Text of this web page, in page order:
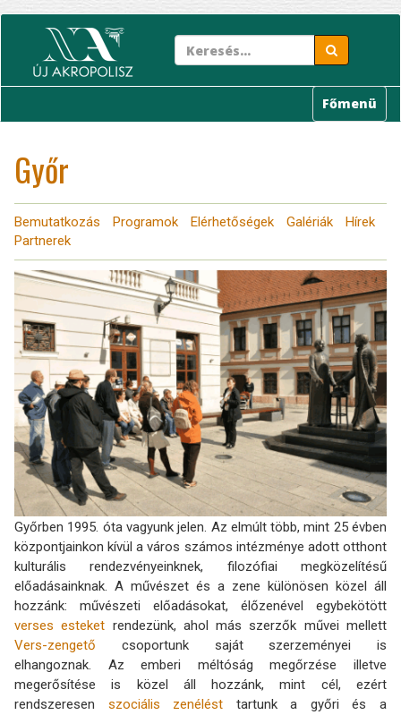
tartalomra
Főmenü
Győr
Bemutatkozás Programok Elérhetőségek Galériák
Hírek
Partnerek
Győrben 1995. óta vagyunk jelen. Az elmúlt több, mint 25 évben
központjainkon kívül a város számos intézménye adott otthont
kulturális rendezvényeinknek, filozófiai megközelítésű
előadásainknak. A művészet és a zene különösen közel áll
hozzánk: művészeti előadásokat, élőzenével egybekötött
verses esteket rendezünk, ahol más szerzők művei mellett
Vers-zengető csoportunk saját szerzeményei is
elhangoznak. Az emberi méltóság megőrzése illetve
megerősítése is közel áll hozzánk, mint cél, ezért
rendszeresen szociális zenélést tartunk a győri és a